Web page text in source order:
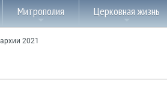
Митрополия Церковная жизнь
2021